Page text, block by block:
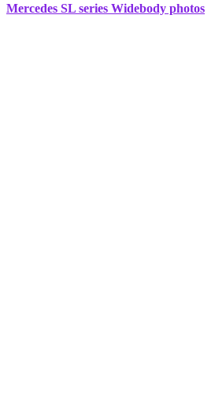
Mercedes SL series Widebody photos